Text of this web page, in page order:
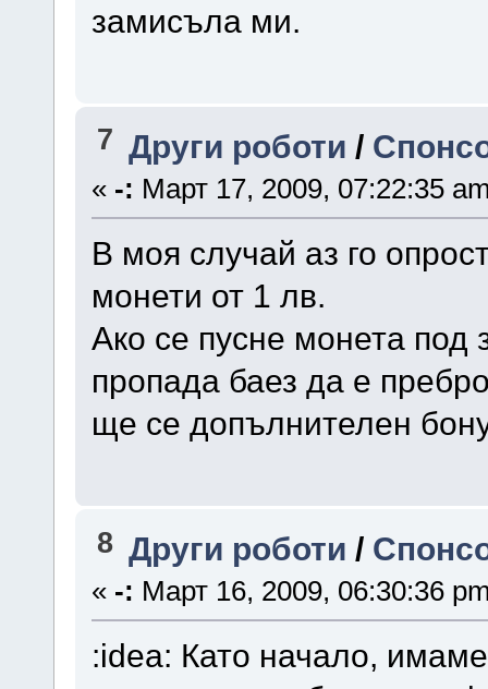
замисъла ми.
7 Други роботи /
« -: Март 17, 2009, 07:22:35
В моя случай аз го
монети от 1 лв.
Ако се пусне монета под
пропада баез да е
ще се допълнителен
8 Други роботи /
« -: Март 16, 2009, 06:30:36
:idea: Като начало,